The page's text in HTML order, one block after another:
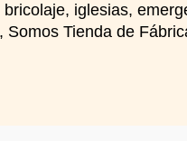
iglesias,
Tienda de